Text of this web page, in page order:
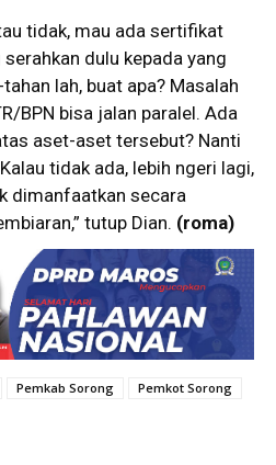
tidak, mau ada sertifikat
dulu kepada yang
lah, buat apa? Masalah
BPN bisa jalan paralel. Ada
aset-aset tersebut? Nanti
tidak ada, lebih ngeri lagi,
dimanfaatkan secara
tutup Dian. (roma)
Pemkab Sorong
Pemkot Sorong